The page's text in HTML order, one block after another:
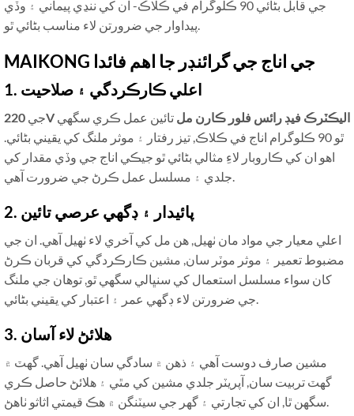
جي قابل بڻائي 90 ڪلوگرام في ڪلاڪ- ان کي ننڍي پيماني ۽ وڏي
پيداوار جي ضرورتن لاء مناسب بڻائي ٿو.
MAIKONG جي اناج جي گرائنڊر جا اهم فائدا
1. اعلي ڪارڪردگي ۽ صلاحيت
جي 220V اليڪٽرڪ فيڊ رائس فلور ڪارن مل تائين عمل ڪري سگهي
ٿو 90 ڪلوگرام اناج في ڪلاڪ, تيز رفتار ۽ موثر ملنگ کي يقيني بڻائي.
اهو ان کي ڪاروبار لاءِ مثالي بڻائي ٿو جيڪي اناج جي وڏي مقدار کي
جلدي ۽ مسلسل عمل ڪرڻ جي ضرورت آهي.
2. پائيدار ۽ ڊگهي عرصي تائين
اعلي معيار جي مواد مان ٺهيل, هن مل کي آخري لاء ٺهيل آهي. ان جي
مضبوط تعمير ۽ موثر موٽر سان, مشين ڪارڪردگي کي قربان ڪرڻ
کان سواء مسلسل استعمال کي سنڀالي سگھي ٿو, توهان جي ملنگ
جي ضرورتن لاء ڊگهي عمر ۽ اعتبار کي يقيني بڻائي.
3. هلائڻ لاء آسان
مشين صارف دوست آهي ۽ ذهن ۾ سادگي سان ٺهيل آهي. گھٽ ۾
گھٽ تربيت سان, آپريٽر جلدي مشين کي مٿي ۽ هلائڻ حاصل ڪري
سگھن ٿا, ان کي تجارتي ۽ گهر جي سيٽنگن ۾ هڪ قيمتي اثاثو ٺاهڻ.